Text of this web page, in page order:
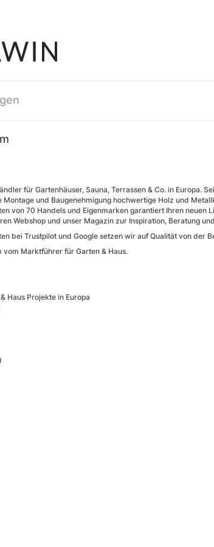
für Gartenhäuser, Sauna, Terrassen & Co. in Europa.
und Baugenehmigung hochwertige Holz und
von 70 Handels und Eigenmarken garantiert Ihren neuen
Webshop und unser Magazin zur Inspiration, Beratung
bei Trustpilot und Google setzen wir auf Qualität von der
Marktführer für Garten & Haus.
Haus Projekte in Europa